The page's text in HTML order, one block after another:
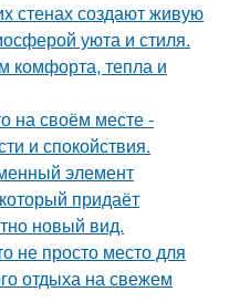
стенах создают живую
уюта и стиля.
комфорта, тепла и
на своём месте -
и спокойствия.
элемент
придаёт
новый вид.
не просто место для
отдыха на свежем